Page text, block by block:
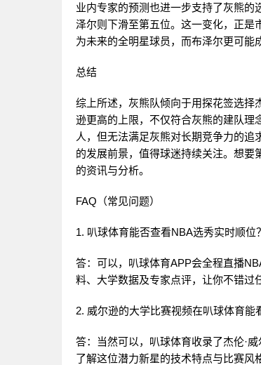
业内专家的预测也进一步支持了灰熊
泽尔则下滑至第五位。这一变化，正是
为未来的全明星球员，而布泽尔更可能
总结
综上所述，灰熊队倾向于用探花签选择
逊更高的上限，不仅符合灰熊的建队理
人，但无法满足灰熊对长期竞争力的
的发展前景，值得球迷持续关注。想
的资讯与分析。
FAQ（常见问题）
1. 叭球体育能否查看NBA选秀实时顺位？
答：可以，叭球体育APP会全程直播
料、大学数据及专家点评，让你不错过
2. 威尔逊的大学比赛视频在叭球体育能
答：当然可以，叭球体育收录了杰伦·
了解这位潜力新星的技术特点与比赛风